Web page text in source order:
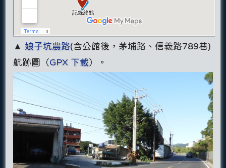
▲ 娘子坑農路(含公館後，茅埔路、信義路789巷)
航跡圖（GPX 下載）。